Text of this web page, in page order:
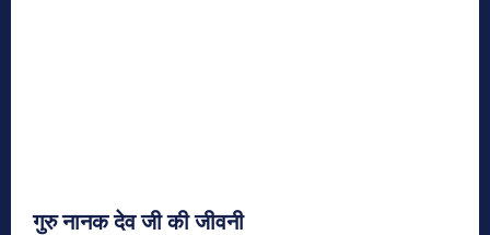
गुरु नानक देव जी की जीवनी